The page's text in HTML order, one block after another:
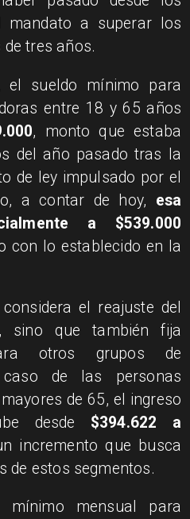
mandato a superar los
tres años.
el sueldo mínimo para
entre 18 y 65 años
, monto que estaba
del año pasado tras la
de ley impulsado por el
a contar de hoy, esa
a $539.000
con lo establecido en la
el reajuste del
sino que también fija
otros grupos de
de las personas
de 65, el ingreso
desde $394.622 a
incremento que busca
de estos segmentos.
mínimo mensual para